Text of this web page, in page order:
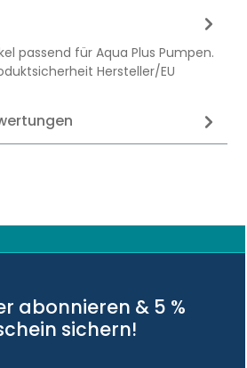
passend für Aqua Plus Pumpen.
Hersteller/EU
abonnieren & 5 %
sichern!